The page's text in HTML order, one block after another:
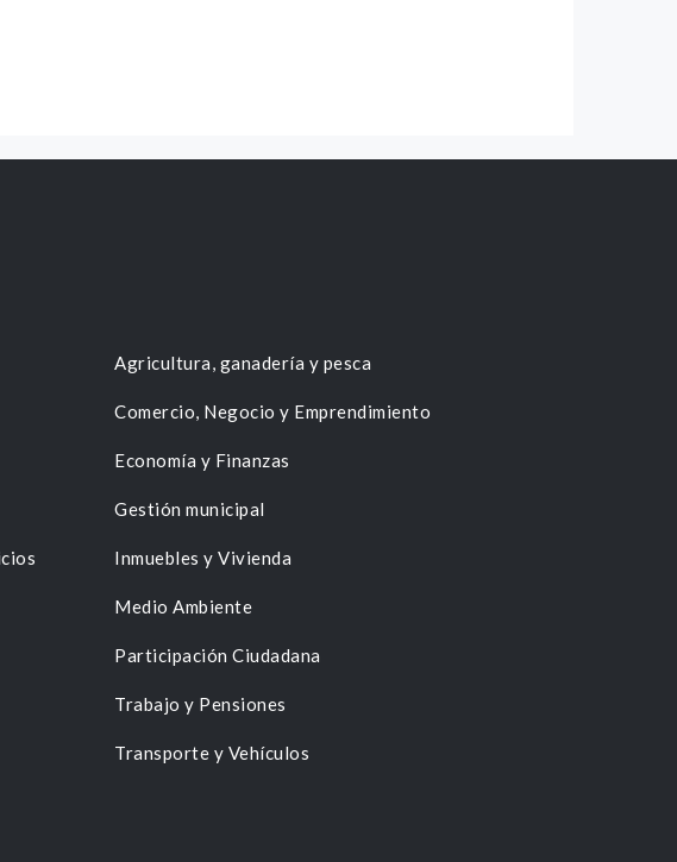
Agricultura, ganadería y pesca
Comercio, Negocio y Emprendimiento
Economía y Finanzas
Gestión municipal
Inmuebles y Vivienda
Medio Ambiente
Participación Ciudadana
Trabajo y Pensiones
Transporte y Vehículos